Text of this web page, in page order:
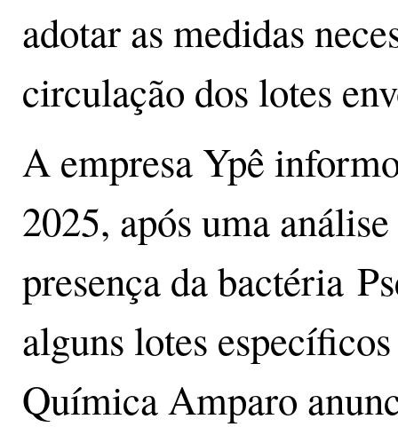
adotar as medidas
circulação dos lotes
A empresa Ypê
2025, após uma
presença da bactéria
alguns lotes
Química Amparo